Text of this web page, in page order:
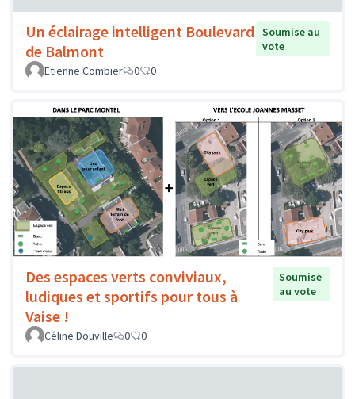
Un éclairage intelligent Boulevard
de Balmont
Soumise au
vote
Etienne Combier
0 0
Des espaces verts conviviaux,
ludiques et sportifs pour tous à
Vaise !
Soumise
au vote
Céline Douville 0 0